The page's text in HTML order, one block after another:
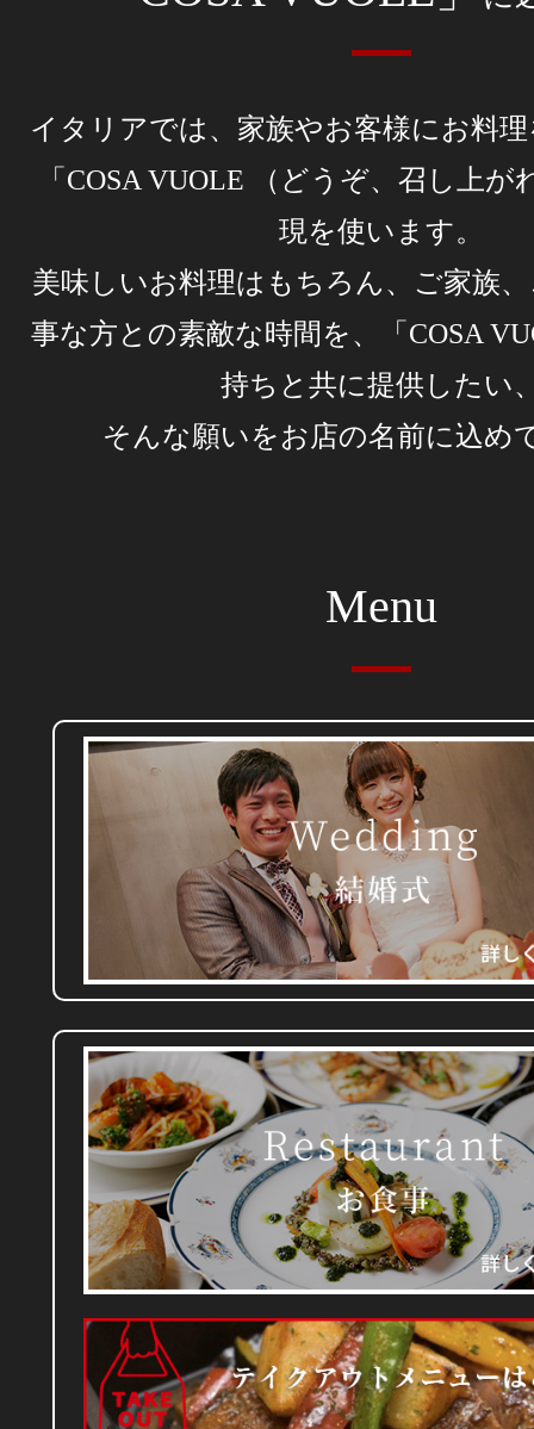
イタリアでは、家族やお客様にお料
「COSA VUOLE （どうぞ、召し上が
現を使います。
美味しいお料理はもちろん、ご家族
事な方との素敵な時間を、「COSA
持ちと共に提供したい
そんな願いをお店の名前に込め
Menu